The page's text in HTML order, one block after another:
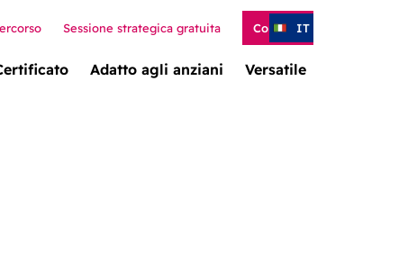
Adatto agli anziani Versatile
Sessione strategica gratuita ContattoIT